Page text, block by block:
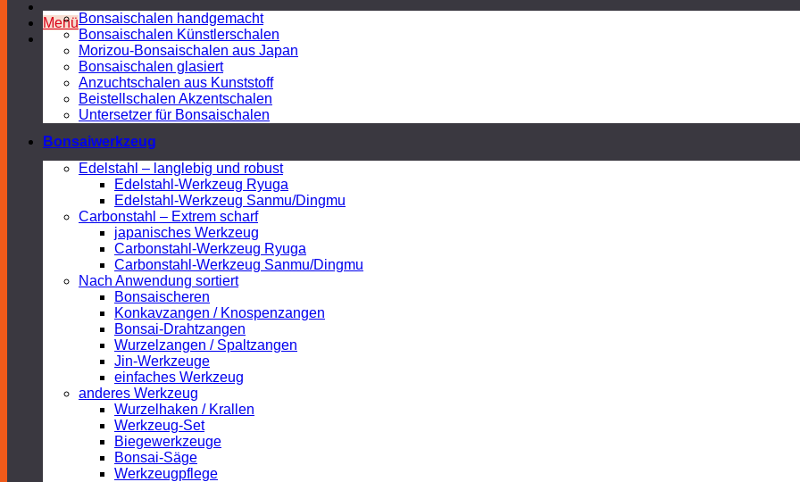
MenüBonsaischalen handgemacht
Bonsaischalen Künstlerschalen
Morizou-Bonsaischalen aus Japan
Bonsaischalen glasiert
Anzuchtschalen aus Kunststoff
Beistellschalen Akzentschalen
Untersetzer für Bonsaischalen
Bonsaiwerkzeug
Edelstahl – langlebig und robust
Edelstahl-Werkzeug Ryuga
Edelstahl-Werkzeug Sanmu/Dingmu
Carbonstahl – Extrem scharf
japanisches Werkzeug
Carbonstahl-Werkzeug Ryuga
Carbonstahl-Werkzeug Sanmu/Dingmu
Nach Anwendung sortiert
Bonsaischeren
Konkavzangen / Knospenzangen
Bonsai-Drahtzangen
Wurzelzangen / Spaltzangen
Jin-Werkzeuge
einfaches Werkzeug
anderes Werkzeug
Wurzelhaken / Krallen
Werkzeug-Set
Biegewerkzeuge
Bonsai-Säge
Werkzeugpflege